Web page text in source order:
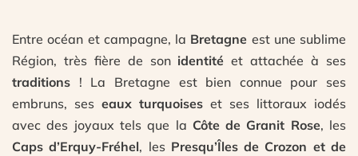
Entre océan et campagne, la Bretagne est une sublime
Région, très fière de son identité et attachée à ses
traditions ! La Bretagne est bien connue pour ses
embruns, ses eaux turquoises et ses littoraux iodés
avec des joyaux tels que la Côte de Granit Rose, les
Caps d’Erquy-Fréhel, les Presqu’Îles de Crozon et de